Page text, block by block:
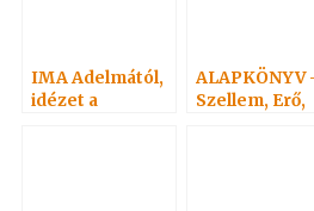
IMA Adelmától,
idézet a
ALAPKÖNYV
Szellem, Erő,